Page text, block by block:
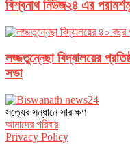
বিশ্বনাথ নিউজ২৪ এর
লজ্জতুন্নেছা বিদ্যালয়ের
সভা
সত‌্যের সন্ধানে সারাক্ষণ
আমাদের পরিবার
Privacy Policy